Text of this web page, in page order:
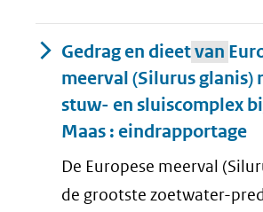
Gedrag en dieetvan
meerval (Silurus glanis)
stuw- en sluiscomplex
Maas : eindrapportage
De Europese meerval
de grootste zoetwater-